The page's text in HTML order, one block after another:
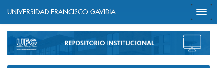
navigation
UNIVERSIDAD FRANCISCO GAVIDIA